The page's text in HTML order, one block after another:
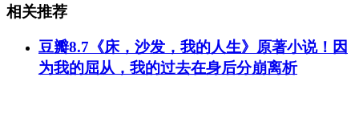
相关推荐
豆瓣8.7《床，沙发，我的人生》原著小说！因
为我的屈从，我的过去在身后分崩离析